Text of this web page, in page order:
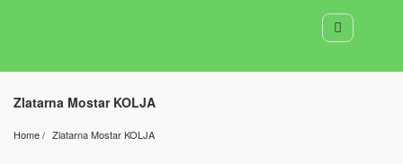
Zlatarna Mostar KOLJA
Home Zlatarna Mostar KOLJA